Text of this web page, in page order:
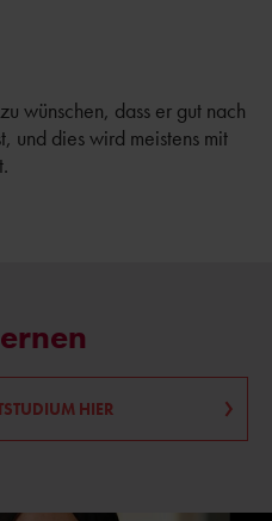
wünschen, dass er gut nach
und dies wird meistens mit
HIER